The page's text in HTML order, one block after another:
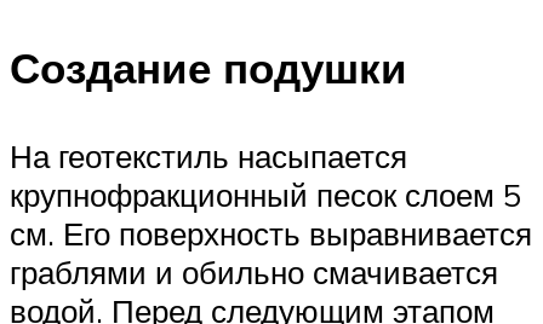
Создание подушки
На геотекстиль насыпается
крупнофракционный песок слоем 5
см. Его поверхность выравнивается
граблями и обильно смачивается
водой. Перед следующим этапом